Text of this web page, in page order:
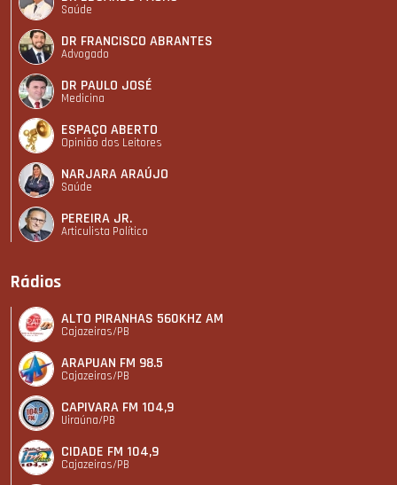
Saúde
DR FRANCISCO ABRANTES
Advogado
DR PAULO JOSÉ
Medicina
ESPAÇO ABERTO
Opinião dos Leitores
NARJARA ARAÚJO
Saúde
PEREIRA JR.
Articulista Polí­tico
Rádios
ALTO PIRANHAS 560KHZ AM
Cajazeiras/PB
ARAPUAN FM 98.5
Cajazeiras/PB
CAPIVARA FM 104,9
Uiraúna/PB
CIDADE FM 104,9
Cajazeiras/PB